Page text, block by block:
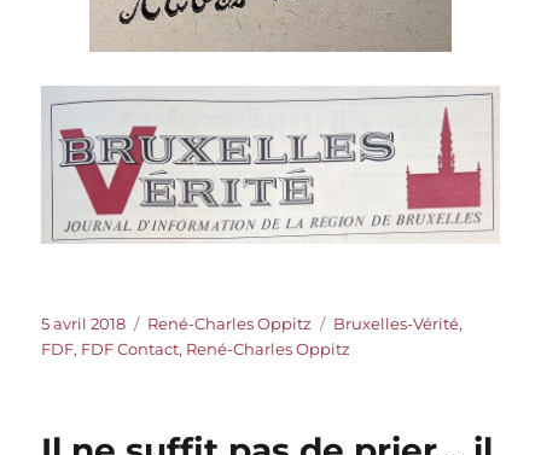
Publié
le
5 avril 2018 Catégories
René-Charles Oppitz Étiquettes
Bruxelles-Vérité,
FDF, FDF Contact, René-Charles Oppitz